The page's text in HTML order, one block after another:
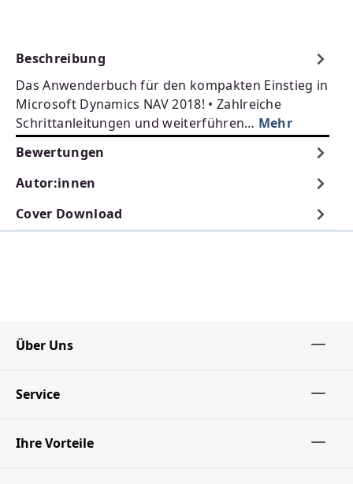
Beschreibung
Das Anwenderbuch für den kompakten Einstieg in
Microsoft Dynamics NAV 2018! • Zahlreiche
Schrittanleitungen und weiterführen… Mehr
Bewertungen
Autor:innen
Cover Download
Über Uns
Service
Ihre Vorteile